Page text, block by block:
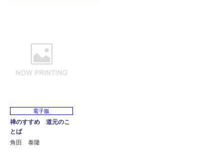
電子版
禅のすすめ 道元のこ
とば
角田 泰隆